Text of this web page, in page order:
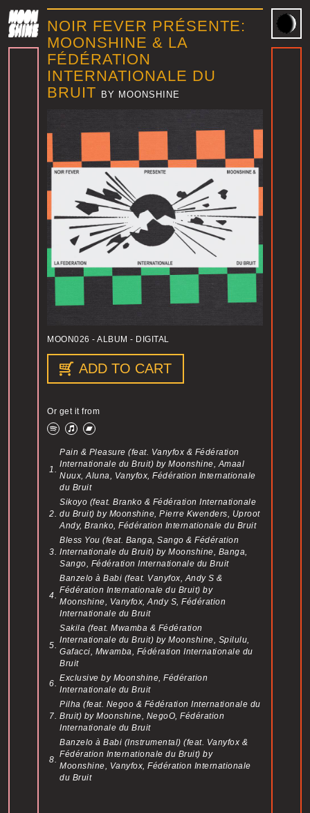
NOIR FEVER PRÉSENTE:
MOONSHINE & LA
FÉDÉRATION
INTERNATIONALE DU
BRUIT
BY MOONSHINE
MOON026 - ALBUM - DIGITAL
ADD TO CART
Or get it from
1.
Pain & Pleasure (feat. Vanyfox & Fédération
Internationale du Bruit) by Moonshine, Amaal
Nuux, Aluna, Vanyfox, Fédération Internationale
du Bruit
2.
Sikoyo (feat. Branko & Fédération Internationale
du Bruit) by Moonshine, Pierre Kwenders, Uproot
Andy, Branko, Fédération Internationale du Bruit
3.
Bless You (feat. Banga, Sango & Fédération
Internationale du Bruit) by Moonshine, Banga,
Sango, Fédération Internationale du Bruit
4.
Banzelo à Babi (feat. Vanyfox, Andy S &
Fédération Internationale du Bruit) by
Moonshine, Vanyfox, Andy S, Fédération
Internationale du Bruit
5.
Sakila (feat. Mwamba & Fédération
Internationale du Bruit) by Moonshine, Spilulu,
Gafacci, Mwamba, Fédération Internationale du
Bruit
6.
Exclusive by Moonshine, Fédération
Internationale du Bruit
7.
Pilha (feat. Negoo & Fédération Internationale du
Bruit) by Moonshine, NegoO, Fédération
Internationale du Bruit
8.
Banzelo à Babi (Instrumental) (feat. Vanyfox &
Fédération Internationale du Bruit) by
Moonshine, Vanyfox, Fédération Internationale
du Bruit